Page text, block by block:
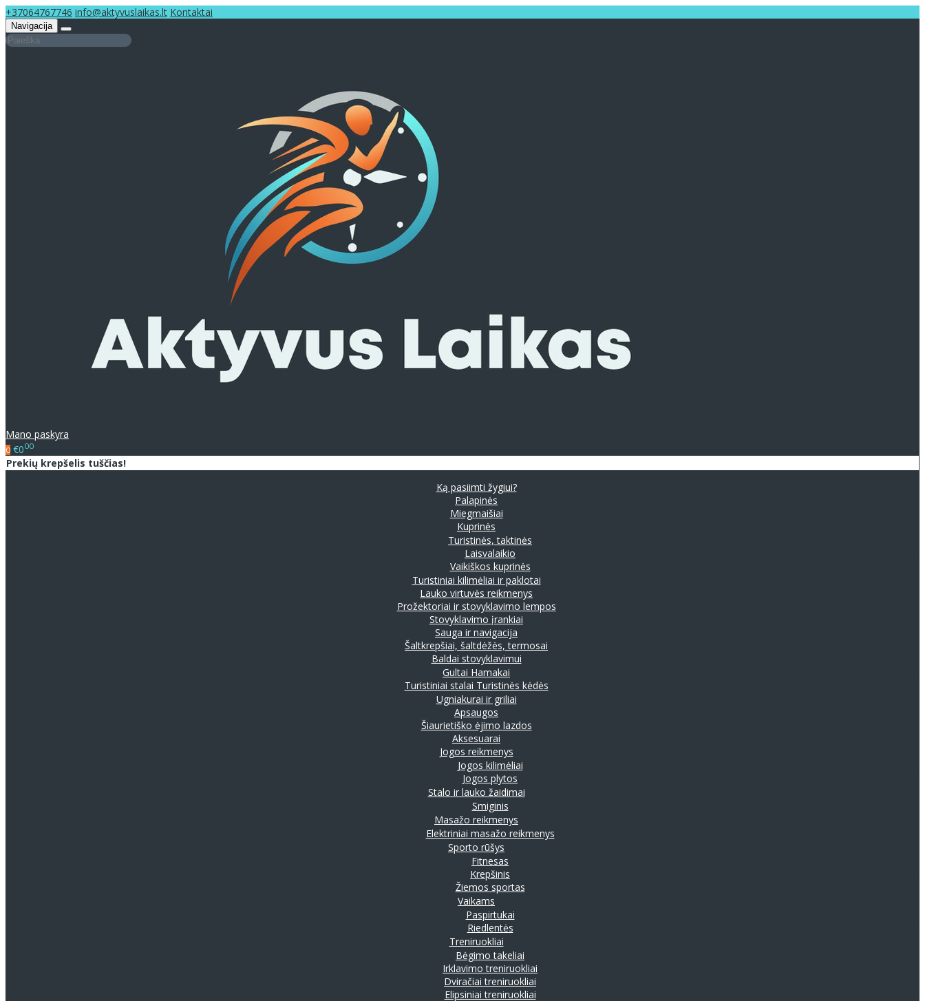
+37064767746 info@aktyvuslaikas.lt Kontaktai
Navigacija
Mano paskyra
0 €000
Prekių krepšelis tuščias!
Ką pasiimti žygiui?
Palapinės
Miegmaišiai
Kuprinės
Turistinės, taktinės
Laisvalaikio
Vaikiškos kuprinės
Turistiniai kilimėliai ir paklotai
Lauko virtuvės reikmenys
Prožektoriai ir stovyklavimo lempos
Stovyklavimo įrankiai
Sauga ir navigacija
Šaltkrepšiai, šaltdėžės, termosai
Baldai stovyklavimui
Gultai Hamakai
Turistiniai stalai Turistinės kėdės
Ugniakurai ir griliai
Apsaugos
Šiaurietiško ėjimo lazdos
Aksesuarai
Jogos reikmenys
Jogos kilimėliai
Jogos plytos
Stalo ir lauko žaidimai
Smiginis
Masažo reikmenys
Elektriniai masažo reikmenys
Sporto rūšys
Fitnesas
Krepšinis
Žiemos sportas
Vaikams
Paspirtukai
Riedlentės
Treniruokliai
Bėgimo takeliai
Irklavimo treniruokliai
Dviračiai treniruokliai
Elipsiniai treniruokliai